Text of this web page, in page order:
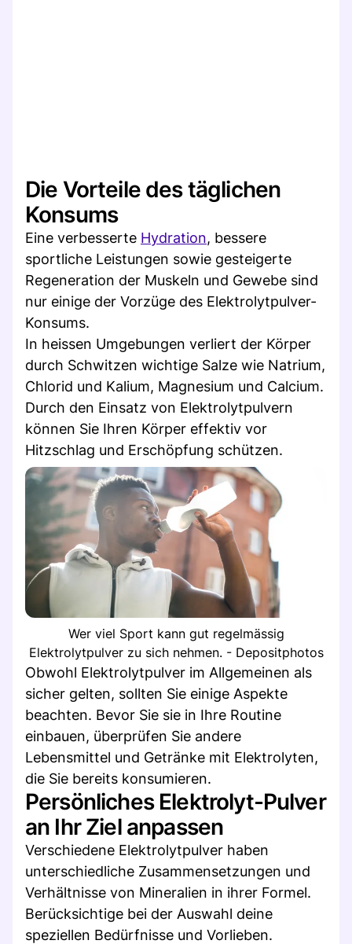
Die Vorteile des täglichen
Konsums
Eine verbesserte Hydration, bessere
sportliche Leistungen sowie gesteigerte
Regeneration der Muskeln und Gewebe sind
nur einige der Vorzüge des Elektrolytpulver-
Konsums.
In heissen Umgebungen verliert der Körper
durch Schwitzen wichtige Salze wie Natrium,
Chlorid und Kalium, Magnesium und Calcium.
Durch den Einsatz von Elektrolytpulvern
können Sie Ihren Körper effektiv vor
Hitzschlag und Erschöpfung schützen.
Wer viel Sport kann gut regelmässig
Elektrolytpulver zu sich nehmen. - Depositphotos
Obwohl Elektrolytpulver im Allgemeinen als
sicher gelten, sollten Sie einige Aspekte
beachten. Bevor Sie sie in Ihre Routine
einbauen, überprüfen Sie andere
Lebensmittel und Getränke mit Elektrolyten,
die Sie bereits konsumieren.
Persönliches Elektrolyt-Pulver
an Ihr Ziel anpassen
Verschiedene Elektrolytpulver haben
unterschiedliche Zusammensetzungen und
Verhältnisse von Mineralien in ihrer Formel.
Berücksichtige bei der Auswahl deine
speziellen Bedürfnisse und Vorlieben.